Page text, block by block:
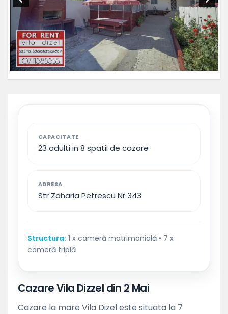
CAPACITATE
23 adulti in 8 spatii de cazare
ADRESA
Str Zaharia Petrescu Nr 343
Structura: 1 x cameră matrimonială • 7 x
cameră triplă
Cazare Vila Dizzel din 2 Mai
Cazare la mare Vila Dizel este situata la 7